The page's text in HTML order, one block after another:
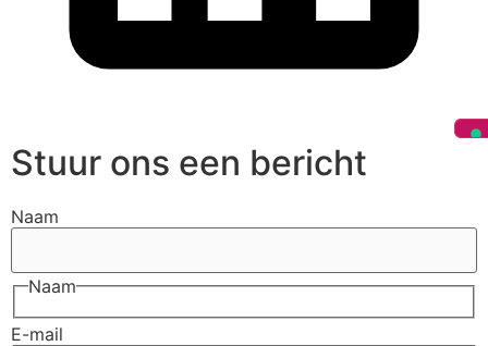
Stuur ons een bericht
Naam
Naam
E-mail